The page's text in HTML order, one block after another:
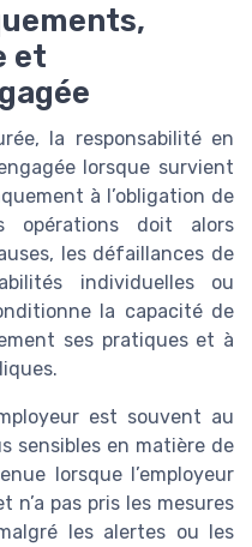
et
la responsabilité en
lorsque survient
à l’obligation de
opérations doit alors
les défaillances de
individuelles ou
la capacité de
ses pratiques et à
est souvent au
sensibles en matière de
lorsque l’employeur
pas pris les mesures
les alertes ou les